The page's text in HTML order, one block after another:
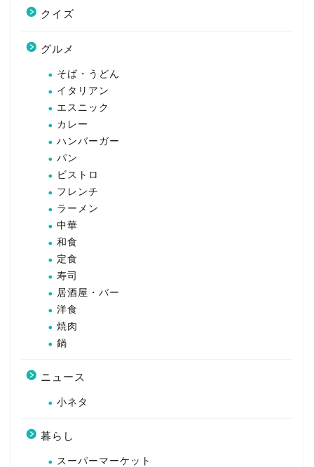
クイズ
グルメ
そば・うどん
イタリアン
エスニック
カレー
ハンバーガー
パン
ビストロ
フレンチ
ラーメン
中華
和食
定食
寿司
居酒屋・バー
洋食
焼肉
鍋
ニュース
小ネタ
暮らし
スーパーマーケット